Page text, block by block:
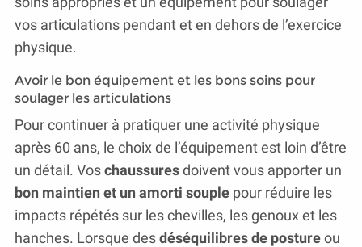
vos articulations pendant et en dehors de l’exercice
physique.
Avoir le bon équipement et les bons soins pour
soulager les articulations
Pour continuer à pratiquer une activité physique
après 60 ans, le choix de l’équipement est loin d’être
un détail. Voschaussuresdoivent vous apporter un
bon maintien et un amorti souple pour réduire les
impacts répétés sur les chevilles, les genoux et les
hanches. Lorsque desdéséquilibres de postureou